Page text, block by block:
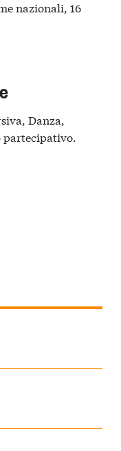
nazionali, 16
Danza,
partecipativo.